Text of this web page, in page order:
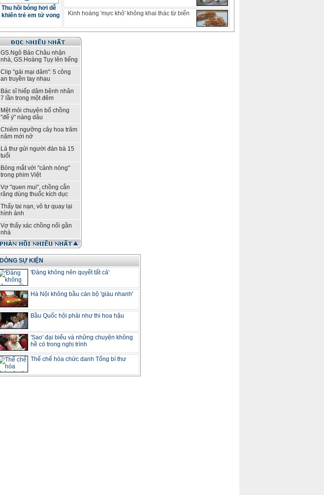
Thu hồi bóng hơi dễ
khiến trẻ em tử vong
Kinh hoàng 'mực khô' không khai thác từ biển
GS.Ngô Bảo Châu nhận
nhà, GS.Hoàng Tụy lên tiếng
Clip "gái mại dâm": 5 công
an truyền tay nhau
Bác sĩ hiếp dâm bệnh nhân
7 lần trong một đêm
Mệt mỏi chuyện bố chồng
"để ý" nàng dâu
Chiêm ngưỡng cây hoa trăm
năm mới nở
Lá thư gửi người đàn bà 15
tuổi
Bỏng mắt với "cảnh nóng"
trong phim Việt
Vợ "quen mui", chồng cắn
răng dùng thuốc kích dục
Thấy tai nạn, vô tư quay lại
hình ảnh
Vợ thấy xác chồng nổi gần
nhà
DÒNG SỰ KIỆN
'Đảng không nên quyết tất cả'
Hà Nội không bầu cán bộ 'giàu nhanh'
Bầu Quốc hội phải như thi hoa hậu
'Sao' đại biểu và những chuyện không
hề có trong nghị trình
Thể chế hóa chức danh Tổng bí thư